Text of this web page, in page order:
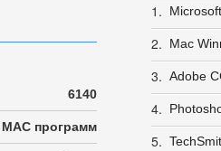
6140
MAC программ
1.
2. Mac
3.
4.
5.